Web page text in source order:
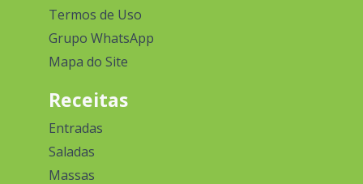
Termos de Uso
Grupo WhatsApp
Mapa do Site
Receitas
Entradas
Saladas
Massas